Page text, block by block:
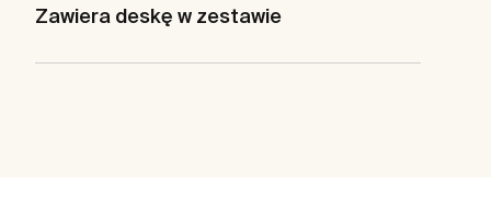
Zawiera deskę w zestawie